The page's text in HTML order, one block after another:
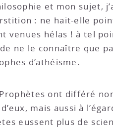
et mon sujet,
: ne hait-elle
venues hélas ! à tel
ne le connaître que
d’athéisme.
ont différé
mais aussi à
eussent plus de